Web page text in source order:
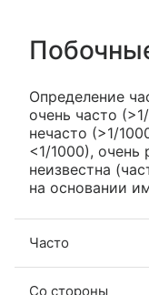
Определение
очень часто
нечасто (>1/
<1/1000), очень
неизвестна
на основании
Часто
Со стороны